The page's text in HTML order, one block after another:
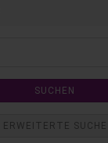
SUCHEN
ERWEITERTE SUCHE